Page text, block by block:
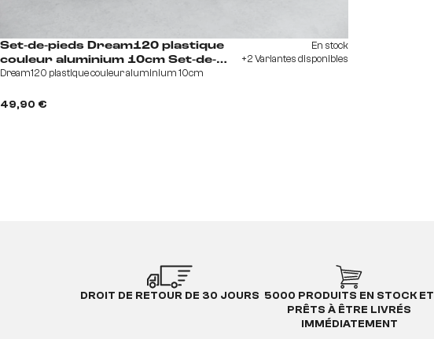
Set-de-pieds Dream120 plastique
couleur aluminium 10cm Set-de-
pieds
Dream120 plastique couleur aluminium 10cm
49,90 €
En stock
+2 Variantes disponibles
DROIT DE RETOUR DE 30 JOURS 5000 PRODUITS EN STOCK ET
PRÊTS À ÊTRE LIVRÉS
IMMÉDIATEMENT